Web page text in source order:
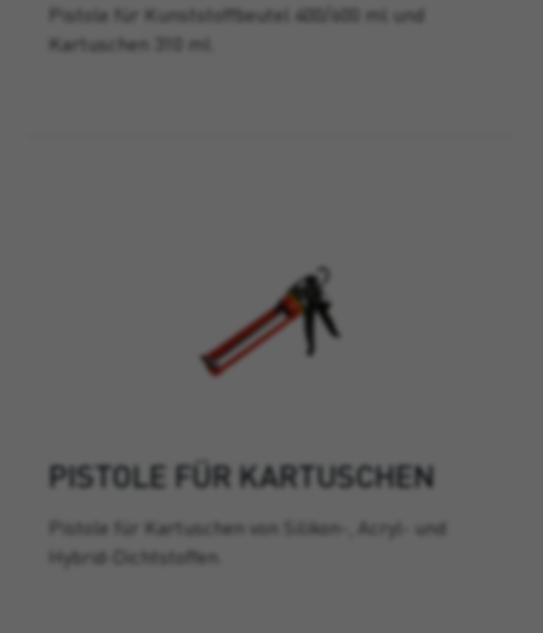
Pistole für Kunststoffbeutel 400/600 ml und
Kartuschen 310 ml.
PISTOLE FÜR KARTUSCHEN
Pistole für Kartuschen von Silikon-, Acryl- und
Hybrid-Dichtstoffen.